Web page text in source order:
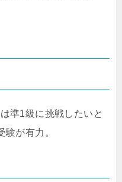
準1級に挑戦したいと
が有力。